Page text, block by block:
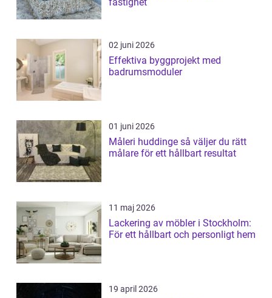
02 juni 2026
Effektiva byggprojekt med
badrumsmoduler
01 juni 2026
Måleri huddinge så väljer du rätt
målare för ett hållbart resultat
11 maj 2026
Lackering av möbler i Stockholm:
För ett hållbart och personligt hem
19 april 2026